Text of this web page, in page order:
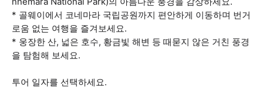
* 골웨이에서 코네마라 국립공원까지 편안하게 이동하며 번거
로움 없는 여행을 즐겨보세요.
* 웅장한 산, 넓은 호수, 황금빛 해변 등 때묻지 않은 거친 풍경
을 탐험해 보세요.
투어 일자를 선택하세요.